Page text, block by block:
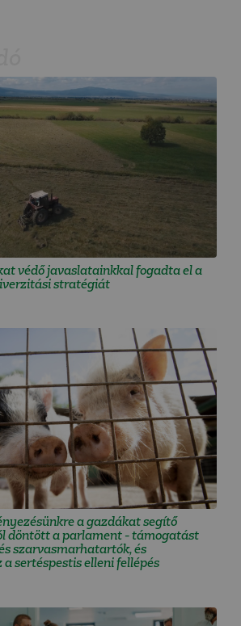
védő javaslatainkkal fogadta el a
stratégiát
a gazdákat segítő
döntött a parlament - támogatást
szarvasmarhatartók, és
sertéspestis elleni fellépés